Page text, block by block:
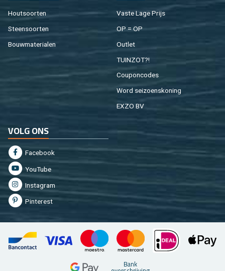
Hout­soor­ten
Steen­soor­ten
Bouw­ma­te­ri­a­len
Vaste Lage Prijs
OP = OP
Out­let
TUIN­ZOT?!
Cou­pon­co­des
Word sei­zoens­ko­ning
EXZO BV
VOLG ONS
Fa­cebook
You­Tu­be
In­st­agram
Pin­te­rest
Bank